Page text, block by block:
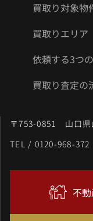
買取り対象物
買取りエリア
依頼する3つ
買取り査定の
〒753-0851 山口県
TEL / 0120-968-372
不